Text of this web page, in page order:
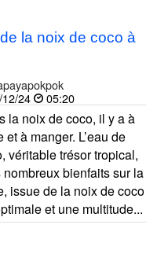
la noix de coco à
24
05:20
la noix de coco, il y a à
et à manger. L’eau de
véritable trésor tropical,
bienfaits sur la
issue de la noix de coco
et une multitude...